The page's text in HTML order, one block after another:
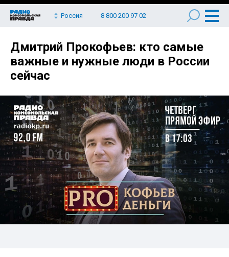
Россия 8 800 200 97 02
Дмитрий Прокофьев: кто самые
важные и нужные люди в России
сейчас